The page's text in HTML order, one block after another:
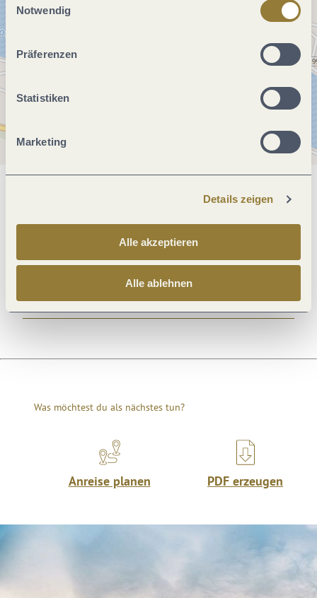
jederzeit widerrufen werden. Mit der Auswahl "Alle
ablehnen" kann es zu Beeinträchtigungen in der Nutzung
Notwendig
Präferenzen
Statistiken
Marketing
Details zeigen
Alle akzeptieren
Alle ablehnen
Allgemeine Informationen
Was möchtest du als nächstes tun?
Anreise planen PDF erzeugen